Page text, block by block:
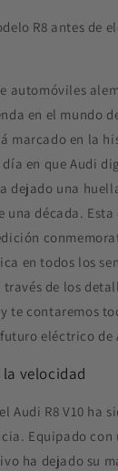
R8 antes de
automóviles
en el mundo
marcado en la
en que Audi
dejado una
década. Esta
en todos los
de los
te contaremos
eléctrico de
la velocidad
Audi R8 V10 ha
Equipado con
ha dejado su